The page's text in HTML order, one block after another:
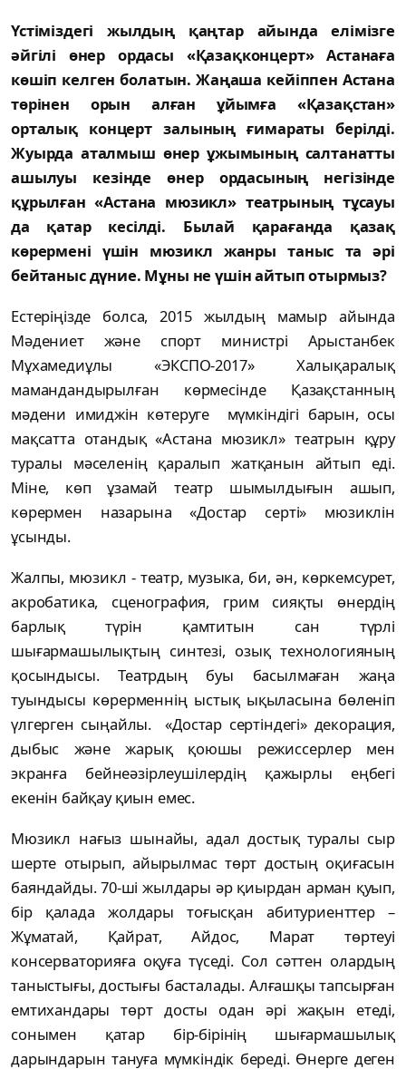
Үстіміздегі жылдың қаңтар айында елімізге
әйгілі өнер ордасы «Қазақконцерт» Астанаға
көшіп келген болатын. Жаңаша кейіппен Астана
төрінен орын алған ұйымға «Қазақстан»
орталық концерт залының ғимараты берілді.
Жуырда аталмыш өнер ұжымының салтанатты
ашылуы кезінде өнер ордасының негізінде
құрылған «Астана мюзикл» театрының тұсауы
да қатар кесілді. Былай қарағанда қазақ
көрермені үшін мюзикл жанры таныс та әрі
бейтаныс дүние. Мұны не үшін айтып отырмыз?
Естеріңізде болса, 2015 жылдың мамыр айында
Мәдениет және спорт министрі Арыстанбек
Мұхамедиұлы «ЭКСПО-2017» Халықаралық
мамандандырылған көрмесінде Қазақстанның
мәдени имиджін көтеруге мүмкіндігі барын, осы
мақсатта отандық «Астана мюзикл» театрын құру
туралы мәселенің қаралып жатқанын айтып еді.
Міне, көп ұзамай театр шымылдығын ашып,
көрермен назарына «Достар серті» мюзиклін
ұсынды.
Жалпы, мюзикл - театр, музыка, би, ән, көркемсурет,
акробатика, сценография, грим сияқты өнердің
барлық түрін қамтитын сан түрлі
шығармашылықтың синтезі, озық технологияның
қосындысы. Театрдың буы басылмаған жаңа
туындысы көрерменнің ыстық ықыласына бөленіп
үлгерген сыңайлы. «Достар сертіндегі» декорация,
дыбыс және жарық қоюшы режиссерлер мен
экранға бейнеәзірлеушілердің қажырлы еңбегі
екенін байқау қиын емес.
Мюзикл нағыз шынайы, адал достық туралы сыр
шерте отырып, айырылмас төрт достың оқиғасын
баяндайды. 70-ші жылдары әр қиырдан арман қуып,
бір қалада жолдары тоғысқан абитуриенттер –
Жұматай, Қайрат, Айдос, Марат төртеуі
консерваторияға оқуға түседі. Сол сәттен олардың
таныстығы, достығы басталады. Алғашқы тапсырған
емтихандары төрт досты одан әрі жақын етеді,
сонымен қатар бір-бірінің шығармашылық
дарындарын тануға мүмкіндік береді. Өнерге деген